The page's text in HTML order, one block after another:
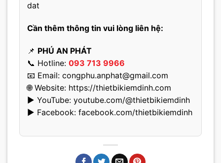
dat
Cần thêm thông tin vui lòng liên hệ:
📌 PHÚ AN PHÁT
📞 Hotline: 093 713 9966
📧 Email: congphu.anphat@gmail.com
🌐 Website: https://thietbikiemdinh.com
▶️ YouTube: youtube.com/@thietbikiemdinh
▶️ Facebook: facebook.com/thietbikiemdinh